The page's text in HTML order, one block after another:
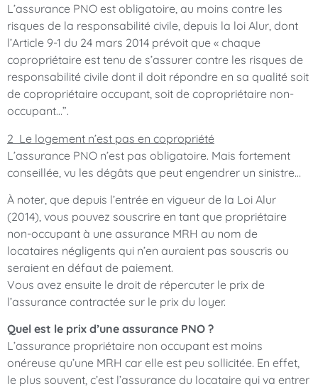
L’assurance PNO est obligatoire, au moins contre les
risques de la responsabilité civile, depuis la loi Alur, dont
l’Article 9-1 du 24 mars 2014 prévoit que « chaque
copropriétaire est tenu de s’assurer contre les risques de
responsabilité civile dont il doit répondre en sa qualité soit
de copropriétaire occupant, soit de copropriétaire non-
occupant…”.
2️ Le logement n’est pas en copropriété
L’assurance PNO n’est pas obligatoire. Mais fortement
conseillée, vu les dégâts que peut engendrer un sinistre…
À noter, que depuis l’entrée en vigueur de la Loi Alur
(2014), vous pouvez souscrire en tant que propriétaire
non-occupant à une assurance MRH au nom de
locataires négligents qui n’en auraient pas souscris ou
seraient en défaut de paiement.
Vous avez ensuite le droit de répercuter le prix de
l’assurance contractée sur le prix du loyer.
Quel est le prix d’une assurance PNO ?
L’assurance propriétaire non occupant est moins
onéreuse qu’une MRH car elle est peu sollicitée. En effet,
le plus souvent, c’est l’assurance du locataire qui va entrer